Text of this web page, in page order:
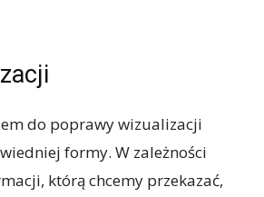
do poprawy wizualizacji
formy. W zależności
którą chcemy przekazać,